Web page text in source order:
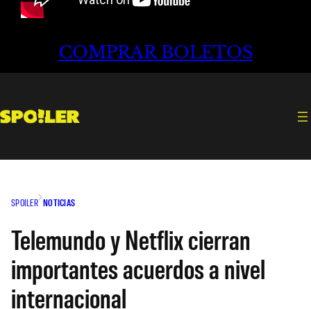
COMPRAR BOLETOS
SPOILER NOTICIAS
Telemundo y Netflix cierran
importantes acuerdos a nivel
internacional